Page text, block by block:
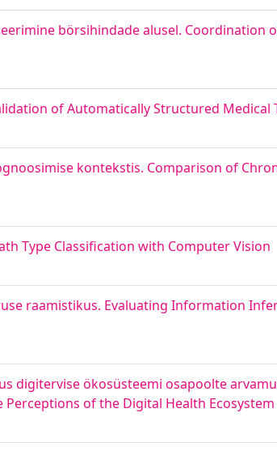
börsihindade alusel. Coordination
of Automatically Structured Medical
kontekstis. Comparison of
Type Classification with Computer Vision
raamistikus. Evaluating Information
digitervise ökosüsteemi osapoolte
of the Digital Health Ecosystem